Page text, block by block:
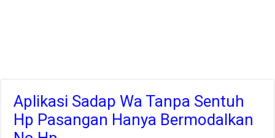
Aplikasi Sadap Wa Tanpa Sentuh
Hp Pasangan Hanya Bermodalkan